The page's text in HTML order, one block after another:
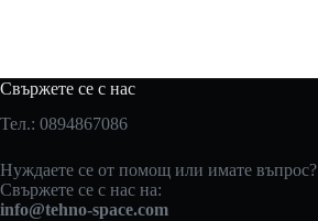
Свържете се с нас
Тел.: 0894867086
Нуждаете се от помощ или имате въпрос?
Свържете се с нас на:
info@tehno-space.com